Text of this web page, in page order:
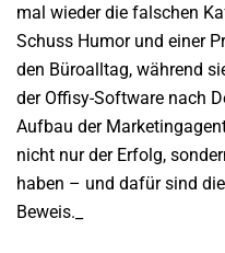
mal wieder die falschen
Schuss Humor und einer
den Büroalltag, während
der Offisy-Software nach
Aufbau der
nicht nur der Erfolg,
haben – und dafür sind
Beweis._